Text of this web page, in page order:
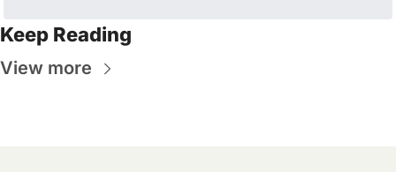
Keep Reading
View more